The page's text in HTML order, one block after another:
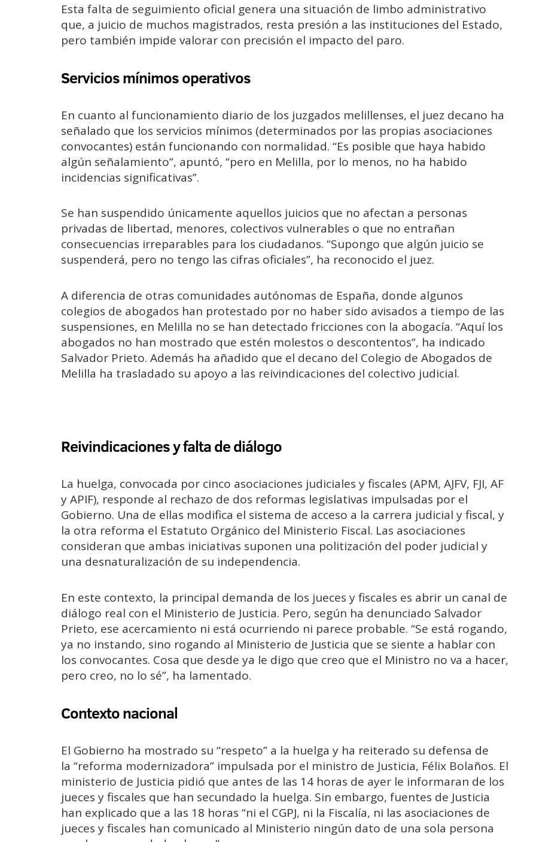
Esta falta de seguimiento oficial genera una situación de limbo administrativo
que, a juicio de muchos magistrados, resta presión a las instituciones del Estado,
pero también impide valorar con precisión el impacto del paro.
Servicios mínimos operativos
En cuanto al funcionamiento diario de los juzgados melillenses, el juez decano ha
señalado que los servicios mínimos (determinados por las propias asociaciones
convocantes) están funcionando con normalidad. “Es posible que haya habido
algún señalamiento”, apuntó, “pero en Melilla, por lo menos, no ha habido
incidencias significativas”.
Se han suspendido únicamente aquellos juicios que no afectan a personas
privadas de libertad, menores, colectivos vulnerables o que no entrañan
consecuencias irreparables para los ciudadanos. “Supongo que algún juicio se
suspenderá, pero no tengo las cifras oficiales”, ha reconocido el juez.
A diferencia de otras comunidades autónomas de España, donde algunos
colegios de abogados han protestado por no haber sido avisados a tiempo de las
suspensiones, en Melilla no se han detectado fricciones con la abogacía. “Aquí los
abogados no han mostrado que estén molestos o descontentos”, ha indicado
Salvador Prieto. Además ha añadido que el decano del Colegio de Abogados de
Melilla ha trasladado su apoyo a las reivindicaciones del colectivo judicial.
Reivindicaciones y falta de diálogo
La huelga, convocada por cinco asociaciones judiciales y fiscales (APM, AJFV, FJI, AF
y APIF), responde al rechazo de dos reformas legislativas impulsadas por el
Gobierno. Una de ellas modifica el sistema de acceso a la carrera judicial y fiscal, y
la otra reforma el Estatuto Orgánico del Ministerio Fiscal. Las asociaciones
consideran que ambas iniciativas suponen una politización del poder judicial y
una desnaturalización de su independencia.
En este contexto, la principal demanda de los jueces y fiscales es abrir un canal de
diálogo real con el Ministerio de Justicia. Pero, según ha denunciado Salvador
Prieto, ese acercamiento ni está ocurriendo ni parece probable. “Se está rogando,
ya no instando, sino rogando al Ministerio de Justicia que se siente a hablar con
los convocantes. Cosa que desde ya le digo que creo que el Ministro no va a hacer,
pero creo, no lo sé”, ha lamentado.
Contexto nacional
El Gobierno ha mostrado su “respeto” a la huelga y ha reiterado su defensa de
la “reforma modernizadora” impulsada por el ministro de Justicia, Félix Bolaños. El
ministerio de Justicia pidió que antes de las 14 horas de ayer le informaran de los
jueces y fiscales que han secundado la huelga. Sin embargo, fuentes de Justicia
han explicado que a las 18 horas “ni el CGPJ, ni la Fiscalía, ni las asociaciones de
jueces y fiscales han comunicado al Ministerio ningún dato de una sola persona